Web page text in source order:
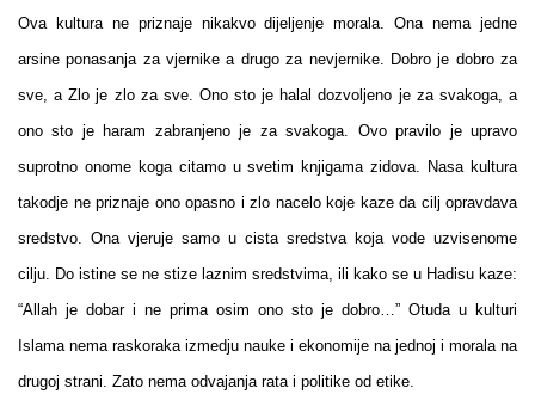
Ova kultura ne priznaje nikakvo dijeljenje morala. Ona nema jedne
arsine ponasanja za vjernike a drugo za nevjernike. Dobro je dobro za
sve, a Zlo je zlo za sve. Ono sto je halal dozvoljeno je za svakoga, a
ono sto je haram zabranjeno je za svakoga. Ovo pravilo je upravo
suprotno onome koga citamo u svetim knjigama zidova. Nasa kultura
takodje ne priznaje ono opasno i zlo nacelo koje kaze da cilj opravdava
sredstvo. Ona vjeruje samo u cista sredstva koja vode uzvisenome
cilju. Do istine se ne stize laznim sredstvima, ili kako se u Hadisu kaze:
“Allah je dobar i ne prima osim ono sto je dobro…” Otuda u kulturi
Islama nema raskoraka izmedju nauke i ekonomije na jednoj i morala na
drugoj strani. Zato nema odvajanja rata i politike od etike.